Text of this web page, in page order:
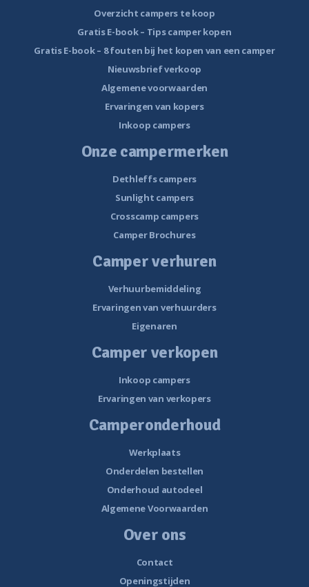
Overzicht campers te koop
Gratis E-book – Tips camper kopen
Gratis E-book – 8 fouten bij het kopen van een camper
Nieuwsbrief verkoop
Algemene voorwaarden
Ervaringen van kopers
Inkoop campers
Onze campermerken
Dethleffs campers
Sunlight campers
Crosscamp campers
Camper Brochures
Camper verhuren
Verhuurbemiddeling
Ervaringen van verhuurders
Eigenaren
Camper verkopen
Inkoop campers
Ervaringen van verkopers
Camperonderhoud
Werkplaats
Onderdelen bestellen
Onderhoud autodeel
Algemene Voorwaarden
Over ons
Contact
Openingstijden